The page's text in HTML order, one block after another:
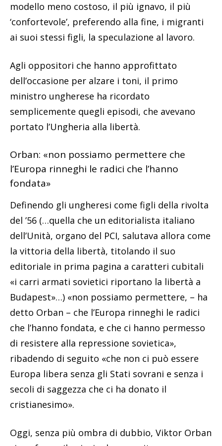
modello meno costoso, il più ignavo, il più
‘confortevole’, preferendo alla fine, i migranti
ai suoi stessi figli, la speculazione al lavoro.
Agli oppositori che hanno approfittato
dell’occasione per alzare i toni, il primo
ministro ungherese ha ricordato
semplicemente quegli episodi, che avevano
portato l’Ungheria alla libertà.
Orban: «non possiamo permettere che
l’Europa rinneghi le radici che l’hanno
fondata»
Definendo gli ungheresi come figli della rivolta
del ’56 (…quella che un editorialista italiano
dell’Unità, organo del PCI, salutava allora come
la vittoria della libertà, titolando il suo
editoriale in prima pagina a caratteri cubitali
«i carri armati sovietici riportano la libertà a
Budapest»…) «non possiamo permettere, – ha
detto Orban – che l’Europa rinneghi le radici
che l’hanno fondata, e che ci hanno permesso
di resistere alla repressione sovietica»,
ribadendo di seguito «che non ci può essere
Europa libera senza gli Stati sovrani e senza i
secoli di saggezza che ci ha donato il
cristianesimo».
Oggi, senza più ombra di dubbio, Viktor Orban